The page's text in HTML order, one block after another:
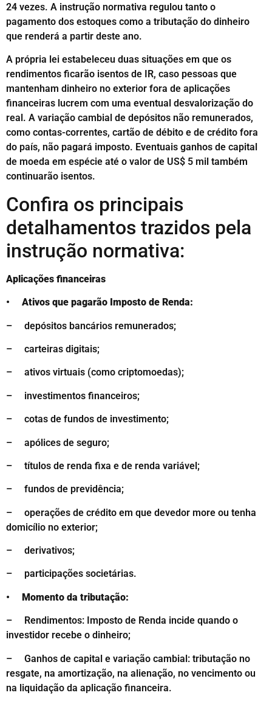
24 vezes. A instrução normativa regulou tanto o
pagamento dos estoques como a tributação do dinheiro
que renderá a partir deste ano.
A própria lei estabeleceu duas situações em que os
rendimentos ficarão isentos de IR, caso pessoas que
mantenham dinheiro no exterior fora de aplicações
financeiras lucrem com uma eventual desvalorização do
real. A variação cambial de depósitos não remunerados,
como contas-correntes, cartão de débito e de crédito fora
do país, não pagará imposto. Eventuais ganhos de capital
de moeda em espécie até o valor de US$ 5 mil também
continuarão isentos.
Confira os principais
detalhamentos trazidos pela
instrução normativa:
Aplicações financeiras
• Ativos que pagarão Imposto de Renda:
– depósitos bancários remunerados;
– carteiras digitais;
– ativos virtuais (como criptomoedas);
– investimentos financeiros;
– cotas de fundos de investimento;
– apólices de seguro;
– títulos de renda fixa e de renda variável;
– fundos de previdência;
– operações de crédito em que devedor more ou tenha
domicílio no exterior;
– derivativos;
– participações societárias.
• Momento da tributação:
– Rendimentos: Imposto de Renda incide quando o
investidor recebe o dinheiro;
– Ganhos de capital e variação cambial: tributação no
resgate, na amortização, na alienação, no vencimento ou
na liquidação da aplicação financeira.